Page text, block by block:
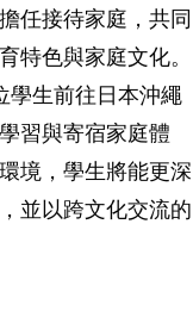
任接待家庭，共同
特色與家庭文化。
學生前往日本沖繩
習與寄宿家庭體
境，學生將能更深
並以跨文化交流的